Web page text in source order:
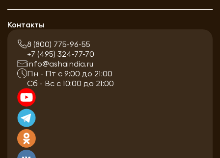
Контакты
8 (800) 775-96-55
+7 (495) 324-77-70
info@ashaindia.ru
Пн - Пт с 9:00 до 21:00
Сб - Вс с 10:00 до 21:00